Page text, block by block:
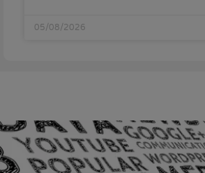
05/08/2026